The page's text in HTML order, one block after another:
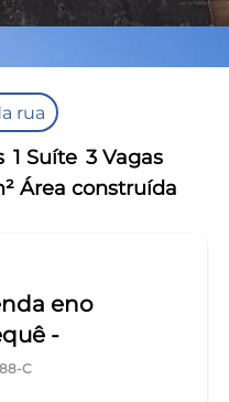
rua
1 Suíte 3 Vagas
Área construída
eno
-
C